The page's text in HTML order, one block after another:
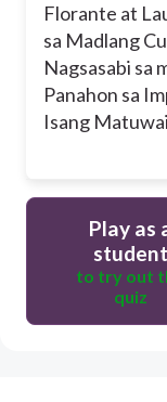
Florante at
sa Madlang
Nagsasabi sa
Panahon sa
Isang
Play as
student
to try out
quiz